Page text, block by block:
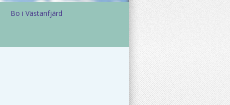
Bo i Västanfjärd